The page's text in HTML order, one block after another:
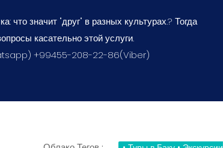
что значит "друг" в разных культурах.? Тогда
касательно этой услуги.
+99455-208-22-86(Viber)